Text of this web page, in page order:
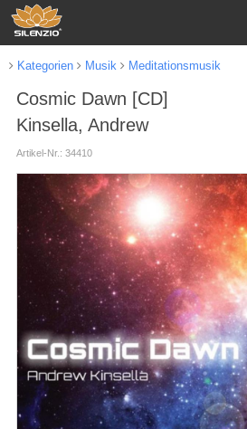
Kategorien Musik Meditationsmusik
Cosmic Dawn [CD]
Kinsella, Andrew
Artikel-Nr.: 34410